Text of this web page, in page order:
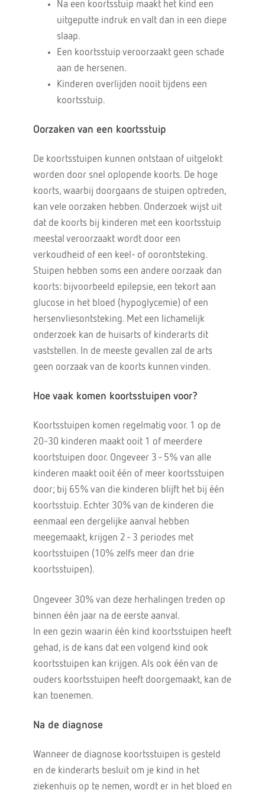
Na een koortsstuip maakt het kind een
uitgeputte indruk en valt dan in een diepe
slaap.
Een koortsstuip veroorzaakt geen schade
aan de hersenen.
Kinderen overlijden nooit tijdens een
koortsstuip.
Oorzaken van een koortsstuip
De koortsstuipen kunnen ontstaan of uitgelokt
worden door snel oplopende koorts. De hoge
koorts, waarbij doorgaans de stuipen optreden,
kan vele oorzaken hebben. Onderzoek wijst uit
dat de koorts bij kinderen met een koortsstuip
meestal veroorzaakt wordt door een
verkoudheid of een keel- of oorontsteking.
Stuipen hebben soms een andere oorzaak dan
koorts: bijvoorbeeld epilepsie, een tekort aan
glucose in het bloed (hypoglycemie) of een
hersenvliesontsteking. Met een lichamelijk
onderzoek kan de huisarts of kinderarts dit
vaststellen. In de meeste gevallen zal de arts
geen oorzaak van de koorts kunnen vinden.
Hoe vaak komen koortsstuipen voor?
Koortsstuipen komen regelmatig voor. 1 op de
20-30 kinderen maakt ooit 1 of meerdere
koortstuipen door. Ongeveer 3 -­ 5% van alle
kinderen maakt ooit één of meer koortsstuipen
door; bij 65% van die kinderen blijft het bij één
koortsstuip. Echter 30% van de kinderen die
eenmaal een dergelijke aanval hebben
meegemaakt, krijgen 2 -­ 3 periodes met
koortsstuipen (10% zelfs meer dan drie
koortsstuipen).
Ongeveer 30% van deze herhalingen treden op
binnen één jaar na de eerste aanval.
In een gezin waarin één kind koortsstuipen heeft
gehad, is de kans dat een volgend kind ook
koortsstuipen kan krijgen. Als ook één van de
ouders koortsstuipen heeft doorgemaakt, kan de
kan toenemen.
Na de diagnose
Wanneer de diagnose koortsstuipen is gesteld
en de kinderarts besluit om je kind in het
ziekenhuis op te nemen, wordt er in het bloed en